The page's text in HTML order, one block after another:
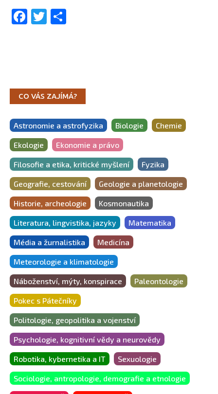
Facebook
Twitter
CO VÁS ZAJÍMÁ?
Astronomie a astrofyzika Biologie Chemie
Ekologie Ekonomie a právo
Filosofie a etika, kritické myšlení Fyzika
Geografie, cestování Geologie a planetologie
Historie, archeologie Kosmonautika
Literatura, lingvistika, jazyky Matematika
Média a žurnalistika Medicína
Meteorologie a klimatologie
Náboženství, mýty, konspirace Paleontologie
Pokec s Pátečníky
Politologie, geopolitika a vojenství
Psychologie, kognitivní vědy a neurovědy
Robotika, kybernetika a IT Sexuologie
Sociologie, antropologie, demografie a etnologie